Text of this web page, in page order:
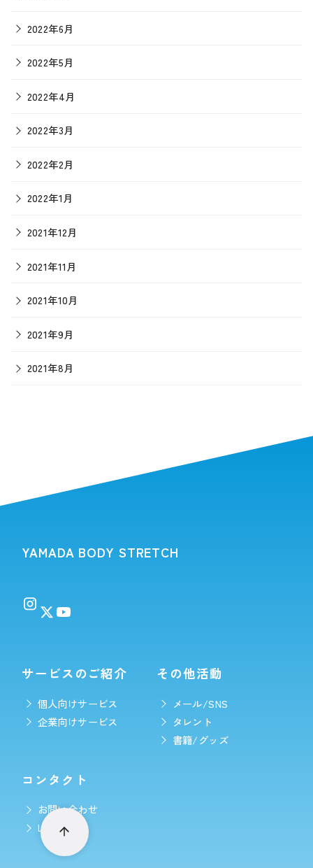
2022年6月
2022年5月
2022年4月
2022年3月
2022年2月
2022年1月
2021年12月
2021年11月
2021年10月
2021年9月
2021年8月
YAMADA BODY STRETCH
サービスのご紹介
個人向けサービス
企業向けサービス
その他活動
メール/SNS
タレント
書籍/グッズ
コンタクト
お問い合わせ
LINE予約